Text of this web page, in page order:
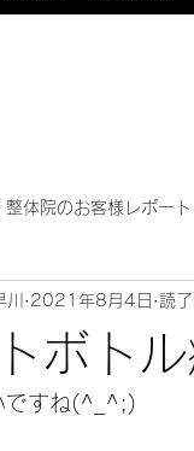
整体院のお客様レポート
身体のソムリエ～
ボト
2021年8月4日 読
ですね(^_^;)